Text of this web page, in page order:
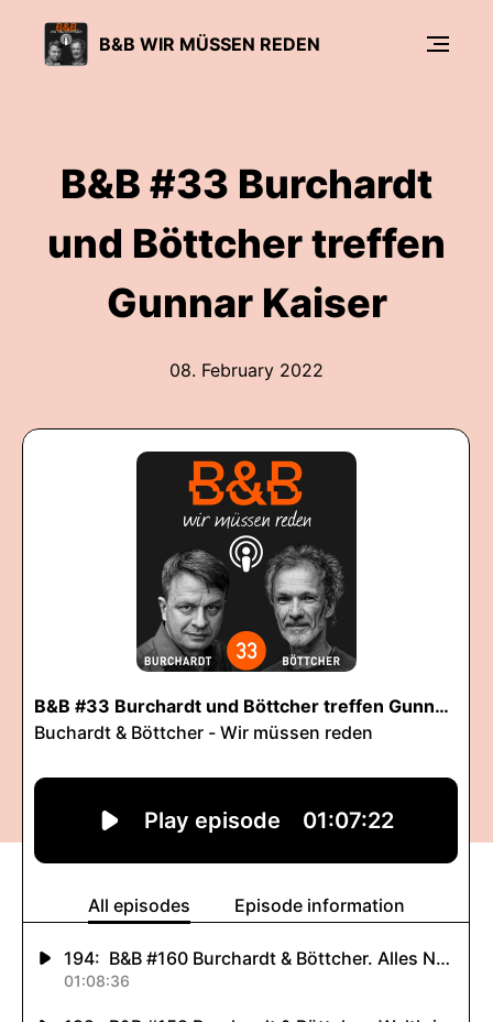
B&B WIR MÜSSEN REDEN
B&B #33 Burchardt
und Böttcher treffen
Gunnar Kaiser
08. February 2022